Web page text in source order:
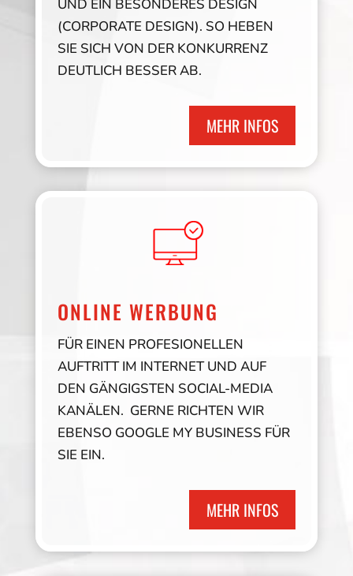
UND EIN BESONDERES DESIGN
(CORPORATE DESIGN). SO HEBEN
SIE SICH VON DER KONKURRENZ
DEUTLICH BESSER AB.
MEHR INFOS
ONLINE WERBUNG
FÜR EINEN PROFESIONELLEN
AUFTRITT IM INTERNET UND AUF
DEN GÄNGIGSTEN SOCIAL-MEDIA
KANÄLEN. GERNE RICHTEN WIR
EBENSO GOOGLE MY BUSINESS FÜR
SIE EIN.
MEHR INFOS